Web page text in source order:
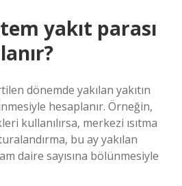
yakıt parası
dönemde yakılan yakıtın
hesaplanır. Örneğin,
kullanılırsa, merkezi ısıtma
bu ay yakılan
daire sayısına bölünmesiyle